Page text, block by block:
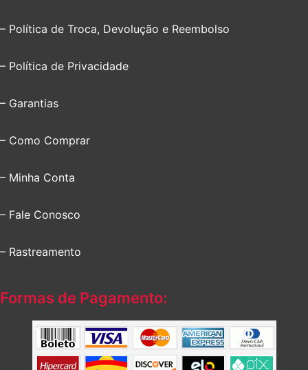
– Política de Troca, Devolução e Reembolso
– Política de Privacidade
– Garantias
– Como Comprar
– Minha Conta
– Fale Conosco
– Rastreamento
Formas de Pagamento: